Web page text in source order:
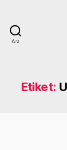
Ara
Etiket: